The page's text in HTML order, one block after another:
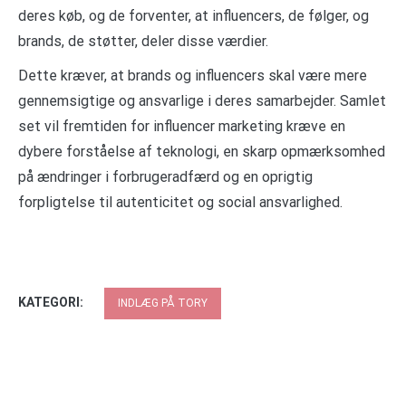
deres køb, og de forventer, at influencers, de følger, og
brands, de støtter, deler disse værdier.
Dette kræver, at brands og influencers skal være mere
gennemsigtige og ansvarlige i deres samarbejder. Samlet
set vil fremtiden for influencer marketing kræve en
dybere forståelse af teknologi, en skarp opmærksomhed
på ændringer i forbrugeradfærd og en oprigtig
forpligtelse til autenticitet og social ansvarlighed.
KATEGORI: INDLÆG PÅ TORY